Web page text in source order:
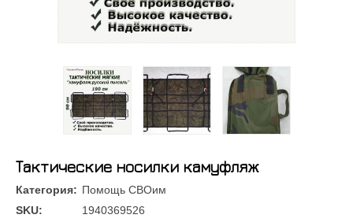
Тактические носилки камуфляж
Категория: Помощь СВОим
SKU:
1940369526